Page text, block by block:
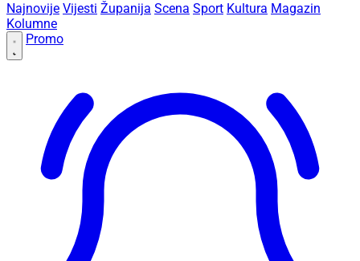
Najnovije Vijesti Županija Scena Sport Kultura Magazin
Kolumne
Promo